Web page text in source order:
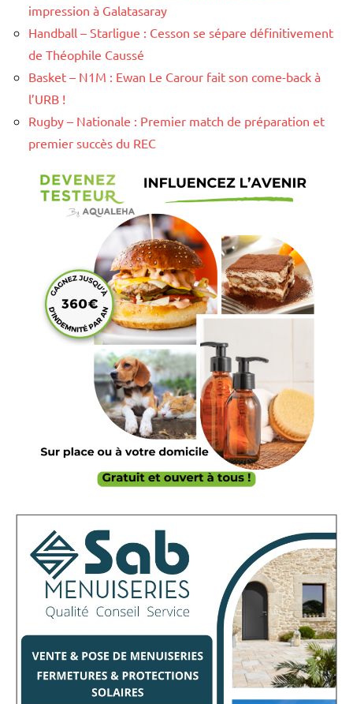
impression à Galatasaray
Handball – Starligue : Cesson se sépare définitivement
de Théophile Caussé
Basket – N1M : Ewan Le Carour fait son come-back à
l’URB !
Rugby – Nationale : Premier match de préparation et
premier succès du REC